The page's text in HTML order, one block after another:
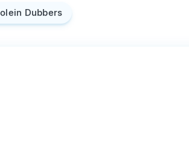
Dubbers